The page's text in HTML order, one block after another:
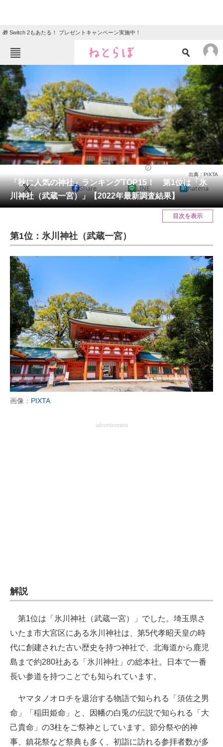
🎁 Switch 2もあたる！ プレゼントキャンペーン実施中！
ねとらぼメニュー
TOP
エンタメ クイズ
グルメ 地域
住まい 教育・育児
動物 リサーチ
会員記事
メディア
ITの今と未来を見通す
スマホと通信の最新トレンド
進化するPCとデバイスの未来
好きが集まる 比べて選べる
ビジネスと働き方のヒント
AI活用のいまが分かる
企業ITのトレンドを詳説
エネルギーの専門メディア
ちょっと気になるネットの話題
「秋に人気の神社」ランキングTOP15！ 第1位は「氷
川神社（武蔵一宮）」【2022年最新調査結果】
出典：PIXTA
X Share LINE hatena
目次を表示
第1位：氷川神社（武蔵一宮）
画像： PIXTA
advertisement
解説
第1位は「氷川神社（武蔵一宮）」でした。埼玉県さ
いたま市大宮区にある氷川神社は、第5代孝昭天皇の時
代に創建された古い歴史を持つ神社で、北海道から鹿児
島まで約280社ある「氷川神社」の総本社。日本で一番
長い参道を持つことでも知られています。
ヤマタノオロチを退治する物語で知られる「須佐之男
命」「稲田姫命」と、因幡の白兎の伝説で知られる「大
己貴命」の3柱をご祭神としています。節分祭や的神
事、鎮花祭など祭典も多く、初詣に訪れる参拝者数が多